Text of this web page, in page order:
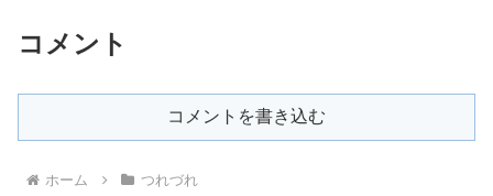
コメント
コメントを書き込む
ホーム つれづれ